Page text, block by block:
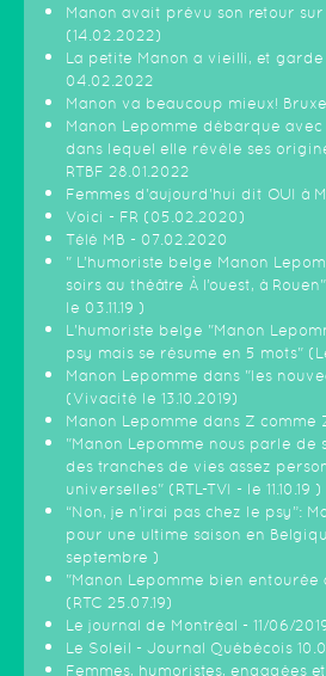
Manon avait prévu son retour
(14.02.2022)
La petite Manon a vieilli, et
04.02.2022
Manon va beaucoup mieux!
Manon Lepomme débarque
dans lequel elle révèle ses
RTBF 28.01.2022
Femmes d'aujourd'hui dit OUI à
Voici - FR (05.02.2020)
Télé MB - 07.02.2020
" L’humoriste belge Manon
soirs au théâtre À l’ouest, à
le 03.11.19 )
L'humoriste belge "Manon
psy mais se résume en 5 mots"
Manon Lepomme dans "les
(Vivacité le 13.10.2019)
Manon Lepomme dans Z comme
"Manon Lepomme nous parle de
des tranches de vies assez
universelles" (RTL-TVI - le 11.10.19 )
“Non, je n’irai pas chez le psy”:
pour une ultime saison en
septembre )
"Manon Lepomme bien entourée
(RTC 25.07.19)
Le journal de Montréal - 11/06/
Le Soleil - Journal Québécois
Femmes, humoristes, engagées